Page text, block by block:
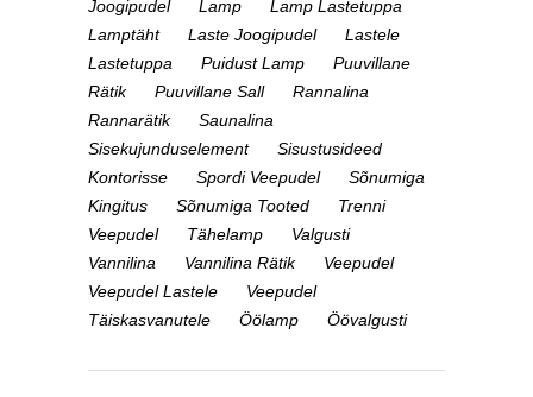
Joogipudel
Lamp
Lamp Lastetuppa
Lamptäht
Laste Joogipudel
Lastele
Lastetuppa
Puidust Lamp
Puuvillane
Rätik
Puuvillane Sall
Rannalina
Rannarätik
Saunalina
Sisekujunduselement
Sisustusideed
Kontorisse
Spordi Veepudel
Sõnumiga
Kingitus
Sõnumiga Tooted
Trenni
Veepudel
Tähelamp
Valgusti
Vannilina
Vannilina Rätik
Veepudel
Veepudel Lastele
Veepudel
Täiskasvanutele
Öölamp Öövalgusti